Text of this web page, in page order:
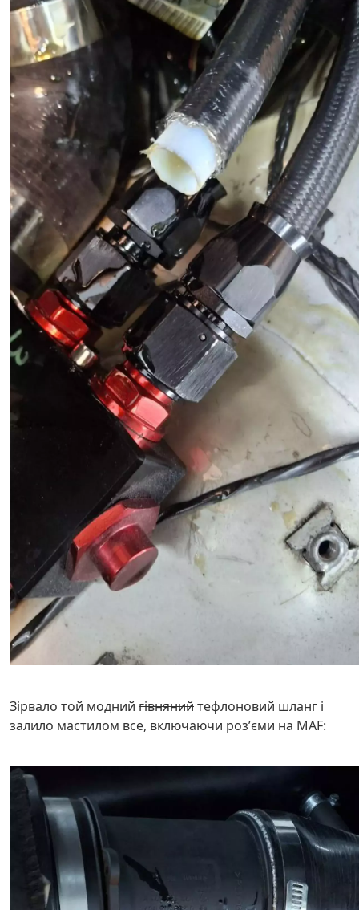
Зірвало той модний гівнянийтефлоновий шланг і
залило мастилом все, включаючи розʼєми на MAF: